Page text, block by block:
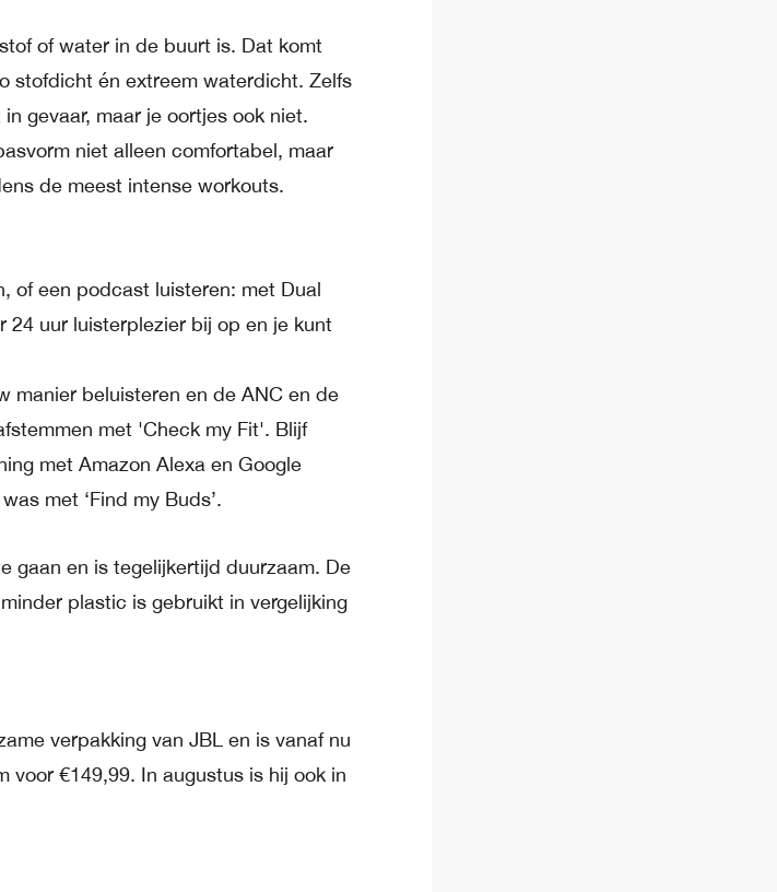
of water in de buurt is. Dat komt
stofdicht én extreem waterdicht. Zelfs
gevaar, maar je oortjes ook niet.
niet alleen comfortabel, maar
de meest intense workouts.
of een podcast luisteren: met Dual
24 uur luisterplezier bij op en je kunt
manier beluisteren en de ANC en de
met 'Check my Fit'. Blijf
met Amazon Alexa en Google
met ‘Find my Buds’.
gaan en is tegelijkertijd duurzaam. De
plastic is gebruikt in vergelijking
verpakking van JBL en is vanaf nu
€149,99. In augustus is hij ook in